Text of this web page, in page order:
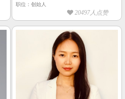
职位：创始人
20497人点赞